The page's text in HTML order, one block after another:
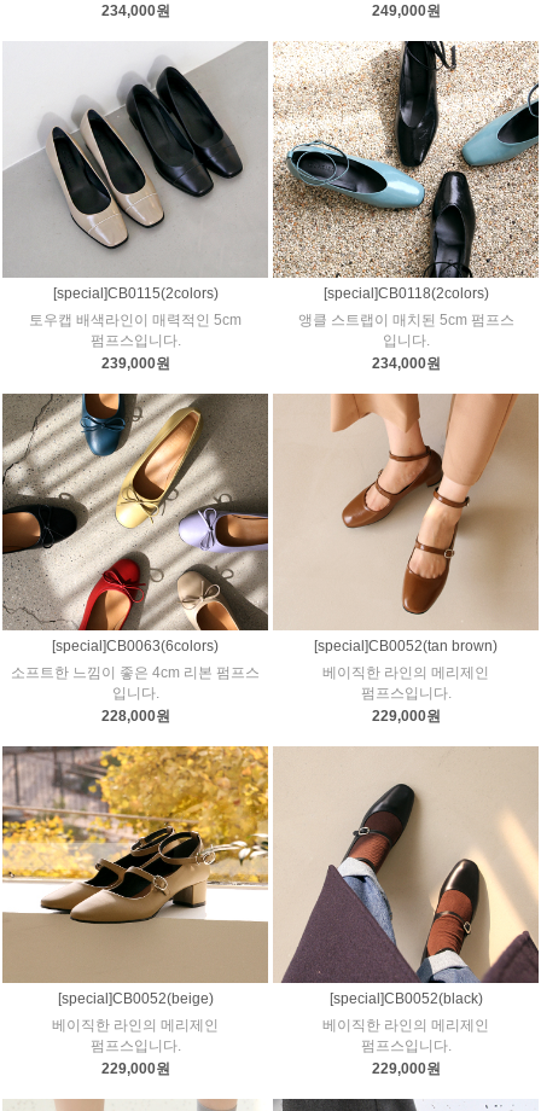
234,000원
249,000원
[special]CB0115(2colors)
토우캡 배색라인이 매력적인 5cm
펌프스입니다.
239,000원
[special]CB0118(2colors)
앵클 스트랩이 매치된 5cm 펌프스
입니다.
234,000원
[special]CB0063(6colors)
소프트한 느낌이 좋은 4cm 리본 펌프스
입니다.
228,000원
[special]CB0052(tan brown)
베이직한 라인의 메리제인
펌프스입니다.
229,000원
[special]CB0052(beige)
베이직한 라인의 메리제인
펌프스입니다.
229,000원
[special]CB0052(black)
베이직한 라인의 메리제인
펌프스입니다.
229,000원